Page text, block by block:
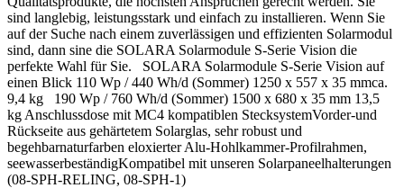
sind langlebig, leistungsstark und einfach zu installieren. Wenn Sie
auf der Suche nach einem zuverlässigen und effizienten Solarmodul
sind, dann sine die SOLARA Solarmodule S-Serie Vision die
perfekte Wahl für Sie. SOLARA Solarmodule S-Serie Vision auf
einen Blick 110 Wp / 440 Wh/d (Sommer) 1250 x 557 x 35 mmca.
9,4 kg 190 Wp / 760 Wh/d (Sommer) 1500 x 680 x 35 mm 13,5
kg Anschlussdose mit MC4 kompatiblen StecksystemVorder-und
Rückseite aus gehärtetem Solarglas, sehr robust und
begehbarnaturfarben eloxierter Alu-Hohlkammer-Profilrahmen,
seewasserbeständigKompatibel mit unseren Solarpaneelhalterungen
(08-SPH-RELING, 08-SPH-1)